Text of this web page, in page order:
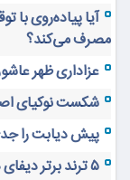
آیا پیاده‌روی با
مصرف می‌کند؟
عزاداری ظهر
شکست نوکیای
پیش دیابت را
۵ ترند برتر دیفای در سال ۲۰۲۵ که نباید از دست بدهید